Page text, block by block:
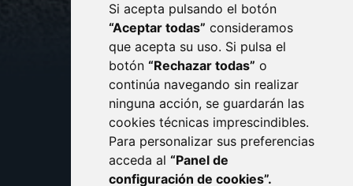
Si acepta pulsando el botón
“Aceptar todas” consideramos
que acepta su uso. Si pulsa el
botón “Rechazar todas” o
continúa navegando sin realizar
ninguna acción, se guardarán las
cookies técnicas imprescindibles.
Para personalizar sus preferencias
acceda al “Panel de
configuración de cookies”.
CONTACTO
AVISO LEGAL
PROTECCIÓN DE DATOS
POLÍTICA DE COOKIES
ACCESIBILIDAD
ENLACE EXTERNO AL